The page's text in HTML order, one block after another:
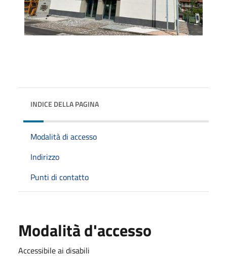
INDICE DELLA PAGINA
Modalità di accesso
Indirizzo
Punti di contatto
Modalità d'accesso
Accessibile ai disabili